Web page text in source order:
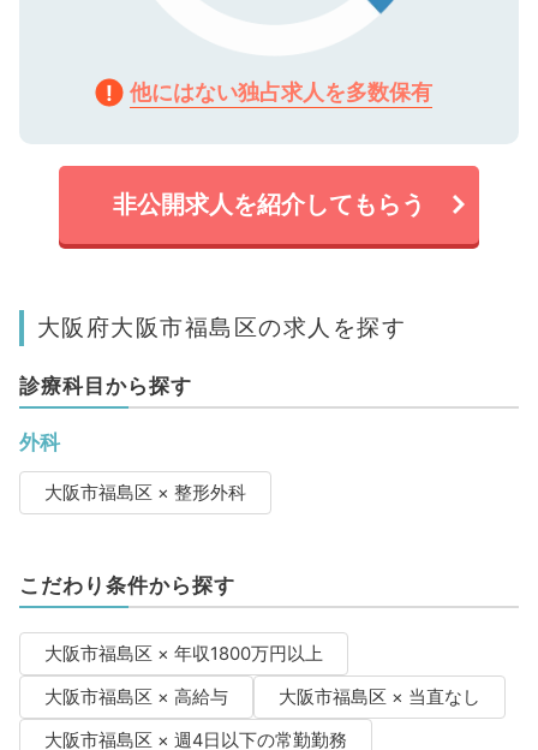
他にはない独占求人を多数保有
非公開求人を紹介してもらう
大阪府大阪市福島区の求人を探す
診療科目から探す
外科
大阪市福島区 × 整形外科
こだわり条件から探す
大阪市福島区 × 年収1800万円以上
大阪市福島区 × 高給与
大阪市福島区 × 当直なし
大阪市福島区 × 週4日以下の常勤勤務